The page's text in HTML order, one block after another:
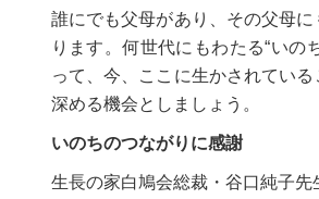
誰にでも父母があり、その父母に
ります。何世代にもわたる“いの
って、今、ここに生かされてい
深める機会としましょう。
いのちのつながりに感謝
生長の家白鳩会総裁・谷口純子先